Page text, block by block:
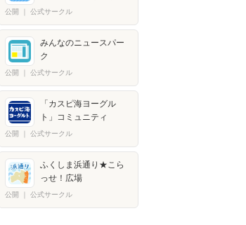
公開 公式サークル
みんなのニュースパー
ク
公開 公式サークル
「カスピ海ヨーグル
ト」コミュニティ
公開 公式サークル
ふくしま浜通り★こら
っせ！広場
公開 公式サークル